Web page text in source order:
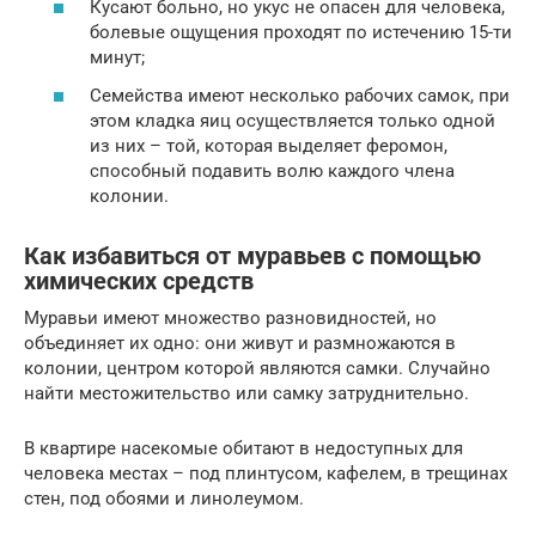
Кусают больно, но укус не опасен для человека,
болевые ощущения проходят по истечению 15-ти
минут;
Семейства имеют несколько рабочих самок, при
этом кладка яиц осуществляется только одной
из них – той, которая выделяет феромон,
способный подавить волю каждого члена
колонии.
Как избавиться от муравьев с помощью
химических средств
Муравьи имеют множество разновидностей, но
объединяет их одно: они живут и размножаются в
колонии, центром которой являются самки. Случайно
найти местожительство или самку затруднительно.
В квартире насекомые обитают в недоступных для
человека местах – под плинтусом, кафелем, в трещинах
стен, под обоями и линолеумом.